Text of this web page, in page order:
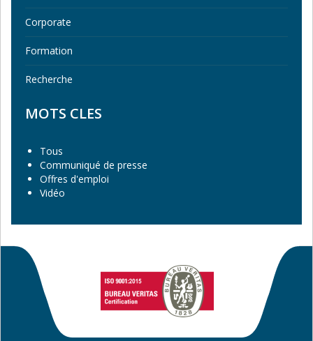
Corporate
Formation
Recherche
MOTS CLES
Tous
Communiqué de presse
Offres d'emploi
Vidéo